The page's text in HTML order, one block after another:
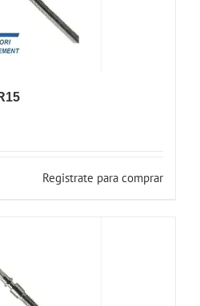
Registrate para comprar